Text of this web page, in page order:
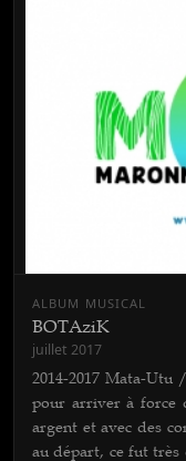
ALBUM MUSICAL
BOTAziK
juillet 2017
2014-2017 Mata-
pour arriver à force
argent et avec des
au départ, ce fut très